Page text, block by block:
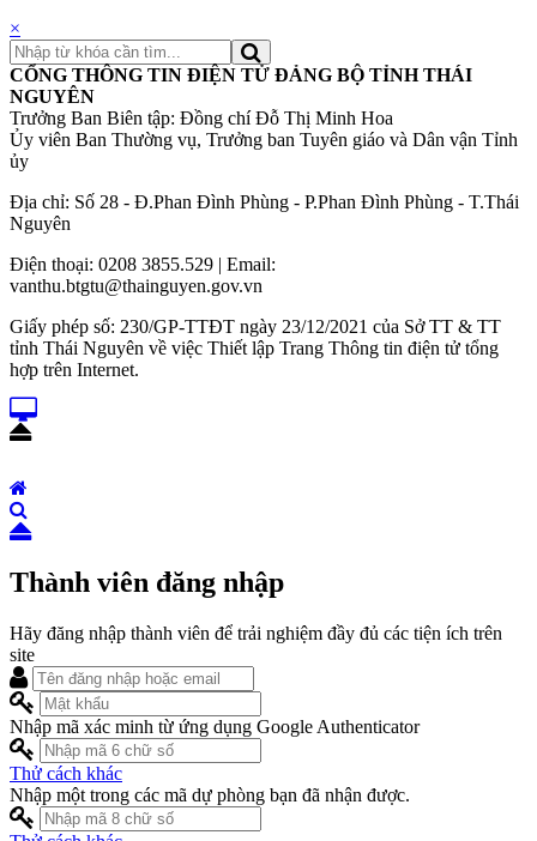
×
CỔNG THÔNG TIN ĐIỆN TỬ ĐẢNG BỘ TỈNH THÁI
NGUYÊN
Trưởng Ban Biên tập: Đồng chí Đỗ Thị Minh Hoa
Ủy viên Ban Thường vụ, Trưởng ban Tuyên giáo và Dân vận Tỉnh
ủy
Địa chỉ: Số 28 - Đ.Phan Đình Phùng - P.Phan Đình Phùng - T.Thái
Nguyên
Điện thoại: 0208 3855.529 | Email:
vanthu.btgtu@thainguyen.gov.vn
Giấy phép số: 230/GP-TTĐT ngày 23/12/2021 của Sở TT & TT
tỉnh Thái Nguyên về việc Thiết lập Trang Thông tin điện tử tổng
hợp trên Internet.
Thành viên đăng nhập
Hãy đăng nhập thành viên để trải nghiệm đầy đủ các tiện ích trên
site
Nhập mã xác minh từ ứng dụng Google Authenticator
Thử cách khác
Nhập một trong các mã dự phòng bạn đã nhận được.